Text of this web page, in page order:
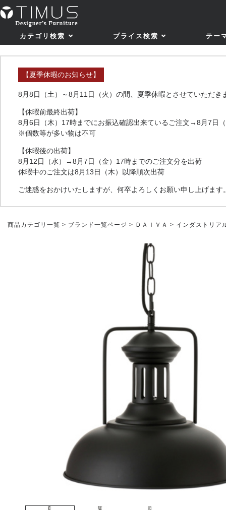
カテゴリ検索 プライス検索 テー
【夏季休暇のお知らせ】
8月8日（土）～8月11日（火）の間、夏季休暇とさせていただき
【休暇前最終出荷】
8月6日（木）17時までにお振込確認出来ているご注文→8月7日
※個数等が多い物は不可
【休暇後の出荷】
8月12日（水）→8月7日（金）17時までのご注文分を出荷
休暇中のご注文は8月13日（木）以降順次出荷
ご迷惑をおかけいたしますが、何卒よろしくお願い申し上げます
商品カテゴリ一覧 > ブランド一覧ページ > ＤＡＩＶＡ > インダストリア